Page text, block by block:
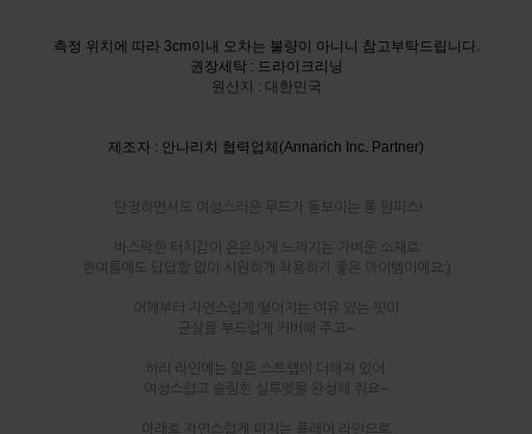
측정 위치에 따라 3cm이내 오차는 불량이 아니니 참고부탁드립니다.
권장세탁 : 드라이크리닝
원산지 : 대한민국
제조자 : 안나리치 협력업체(Annarich Inc. Partner)
단정하면서도 여성스러운 무드가 돋보이는 롱 원피스!
바스락한 터치감이 은은하게 느껴지는 가벼운 소재로
한여름에도 답답함 없이 시원하게 착용하기 좋은 아이템이에요:)
어깨부터 자연스럽게 떨어지는 여유 있는 핏이
군살을 부드럽게 커버해 주고~
허리 라인에는 얇은 스트랩이 더해져 있어
여성스럽고 슬림한 실루엣을 완성해 줘요~
아래로 자연스럽게 퍼지는 플레어 라인으로